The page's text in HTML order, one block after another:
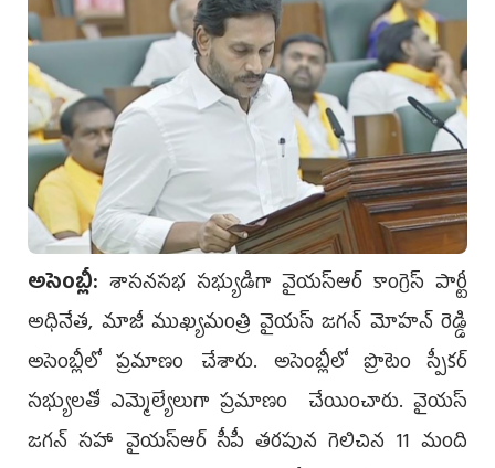
అసెంబ్లీ: శాసనసభ సభ్యుడిగా వైయస్ఆర్ కాంగ్రెస్ పార్టీ
అధినేత, మాజీ ముఖ్యమంత్రి వైయస్ జగన్ మోహన్ రెడ్డి
అసెంబ్లీలో ప్రమాణం చేశారు. అసెంబ్లీలో ప్రొటెం స్పీకర్
సభ్యులతో ఎమ్మెల్యేలుగా ప్రమాణం చేయించారు. వైయస్
జగన్ సహా వైయస్ఆర్ సీపీ తరపున గెలిచిన 11 మంది